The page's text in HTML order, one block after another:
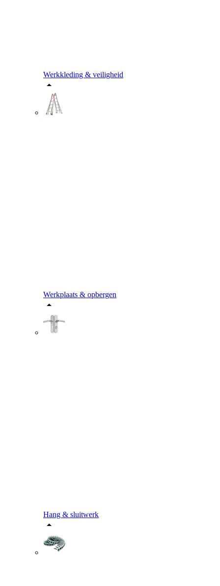
Werkkleding & veiligheid
Werkplaats & opbergen
Hang & sluitwerk